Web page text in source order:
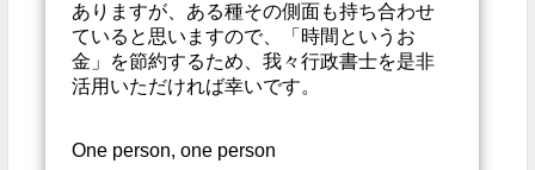
ありますが、ある種その側面も持ち合わせ
ていると思いますので、「時間というお
金」を節約するため、我々行政書士を是非
活用いただければ幸いです。
One person, one person